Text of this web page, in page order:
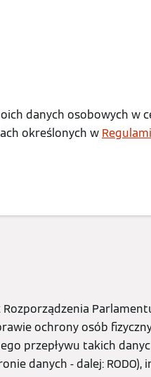
danych osobowych w
określonych w
ochrony osób
przepływu takich
danych - dalej: RODO),